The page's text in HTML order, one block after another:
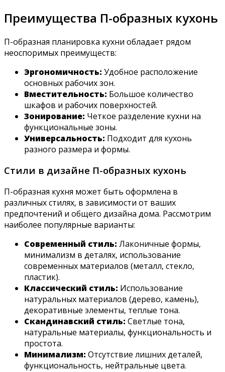
Преимущества П-образных кухонь
П-образная планировка кухни обладает рядом
неоспоримых преимуществ:
Эргономичность: Удобное расположение
основных рабочих зон.
Вместительность: Большое количество
шкафов и рабочих поверхностей.
Зонирование: Четкое разделение кухни на
функциональные зоны.
Универсальность: Подходит для кухонь
разного размера и формы.
Стили в дизайне П-образных кухонь
П-образная кухня может быть оформлена в
различных стилях‚ в зависимости от ваших
предпочтений и общего дизайна дома. Рассмотрим
наиболее популярные варианты:
Современный стиль: Лаконичные формы‚
минимализм в деталях‚ использование
современных материалов (металл‚ стекло‚
пластик).
Классический стиль: Использование
натуральных материалов (дерево‚ камень)‚
декоративные элементы‚ теплые тона.
Скандинавский стиль: Светлые тона‚
натуральные материалы‚ функциональность и
простота.
Минимализм: Отсутствие лишних деталей‚
функциональность‚ нейтральные цвета.